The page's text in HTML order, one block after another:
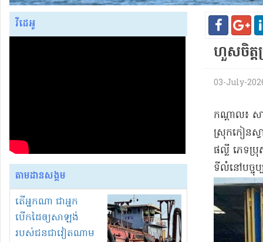
វីដេអូ
តាមដានសង្គម
តើអ្នកណា ជាអ្នក
បើកដៃឲ្យសាឡង់
របស់ជនជាវៀតណាម
ហួសចិត្ត​ប្
03-July-
កណ្តាល​៖
ស្រុក​កៀនស្វ
ផល្លី ភេទ​ប្
ទីលំនៅ​បច្ចុប្